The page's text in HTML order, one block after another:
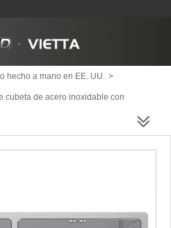
hecho a mano en EE. UU. >
cubeta de acero inoxidable con